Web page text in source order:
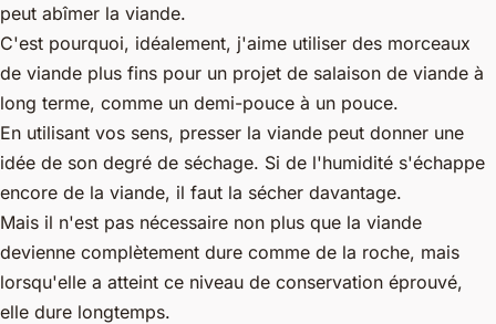
peut abîmer la viande.
C'est pourquoi, idéalement, j'aime utiliser des morceaux
de viande plus fins pour un projet de salaison de viande à
long terme, comme un demi-pouce à un pouce.
En utilisant vos sens, presser la viande peut donner une
idée de son degré de séchage. Si de l'humidité s'échappe
encore de la viande, il faut la sécher davantage.
Mais il n'est pas nécessaire non plus que la viande
devienne complètement dure comme de la roche, mais
lorsqu'elle a atteint ce niveau de conservation éprouvé,
elle dure longtemps.